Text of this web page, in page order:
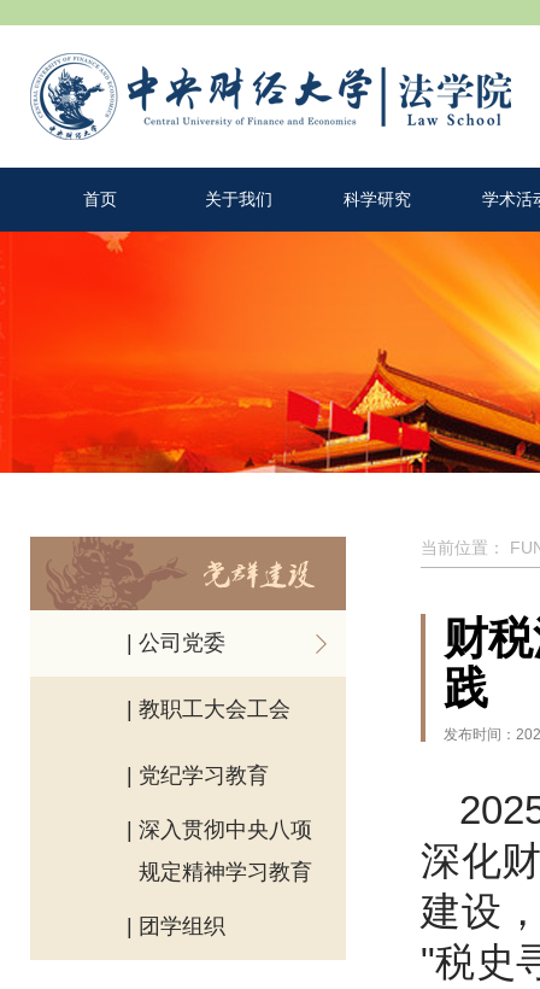
首页 关于我们 科学研究 学术活
| 公司党委
| 教职工大会工会
| 党纪学习教育
| 深入贯彻中央八项
规定精神学习教育
| 团学组织
当前位置：
财
践
发布时间：
深化
建设
"税史